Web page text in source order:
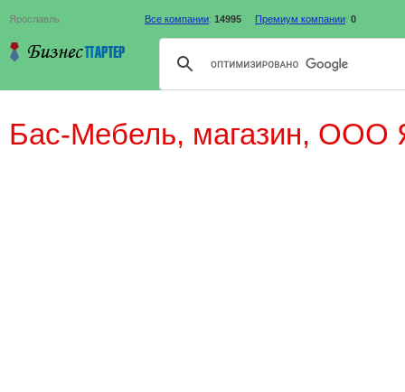
Ярославль Все компании: 14995 Премиум компании: 0
Бас-Мебель, магазин,